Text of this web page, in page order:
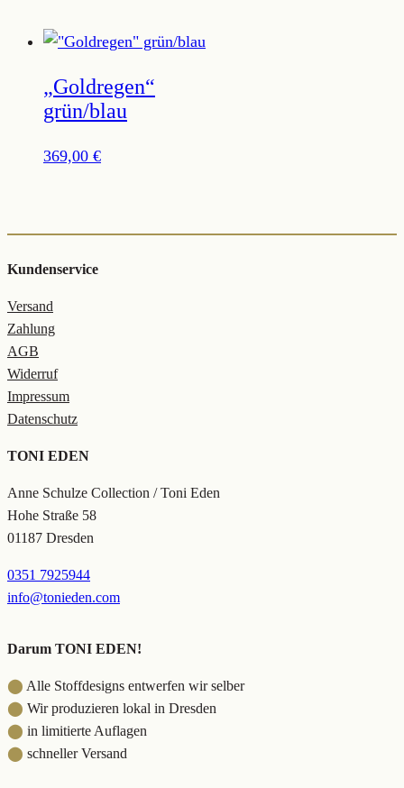
„Goldregen“
grün/blau
369,00 €
Kundenservice
Versand
Zahlung
AGB
Widerruf
Impressum
Datenschutz
TONI EDEN
Anne Schulze Collection / Toni Eden
Hohe Straße 58
01187 Dresden
0351 7925944
info@tonieden.com
Darum TONI EDEN!
⬤ Alle Stoffdesigns entwerfen wir selber
⬤ Wir produzieren lokal in Dresden
⬤ in limitierte Auflagen
⬤ schneller Versand